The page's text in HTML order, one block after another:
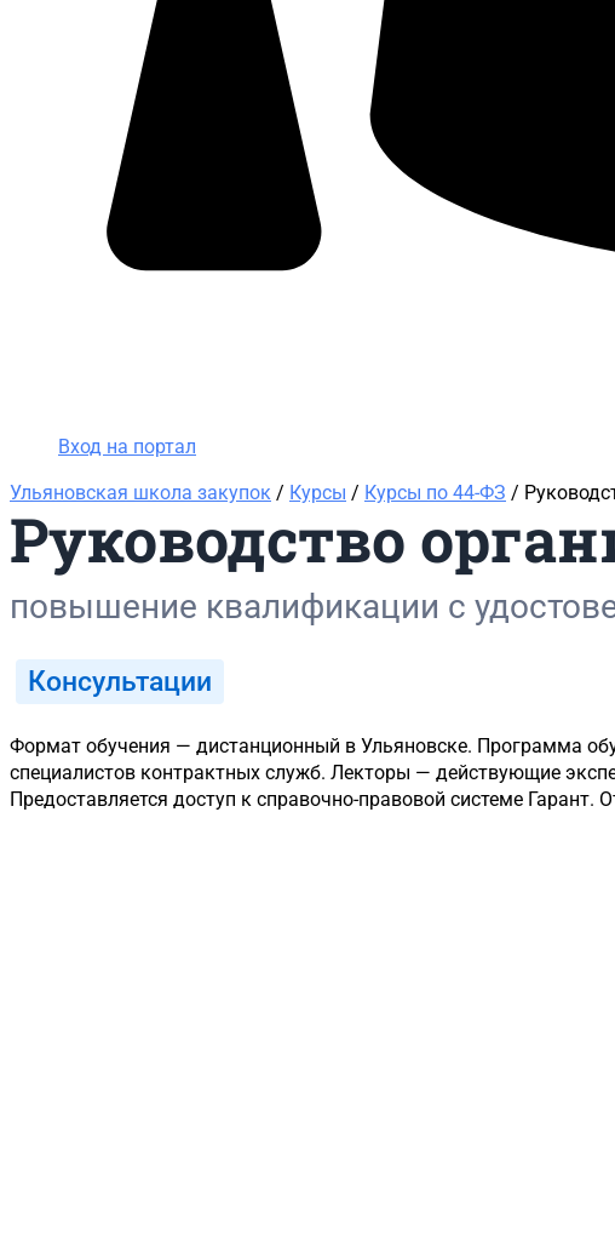
Вход на портал
Вход на портал
Ульяновская школа закупок / Курсы / Курсы по 44-ФЗ /
Руководство
повышение квалификации с
Консультации
Формат обучения — дистанционный в Ульяновске. Программа
специалистов контрактных служб. Лекторы — действующие
Предоставляется доступ к справочно-правовой системе